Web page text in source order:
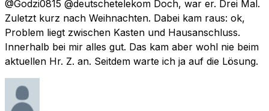
@Godzi0815 @deutschetelekom Doch, war er. Drei Mal.
Zuletzt kurz nach Weihnachten. Dabei kam raus: ok,
Problem liegt zwischen Kasten und Hausanschluss.
Innerhalb bei mir alles gut. Das kam aber wohl nie beim
aktuellen Hr. Z. an. Seitdem warte ich ja auf die Lösung.